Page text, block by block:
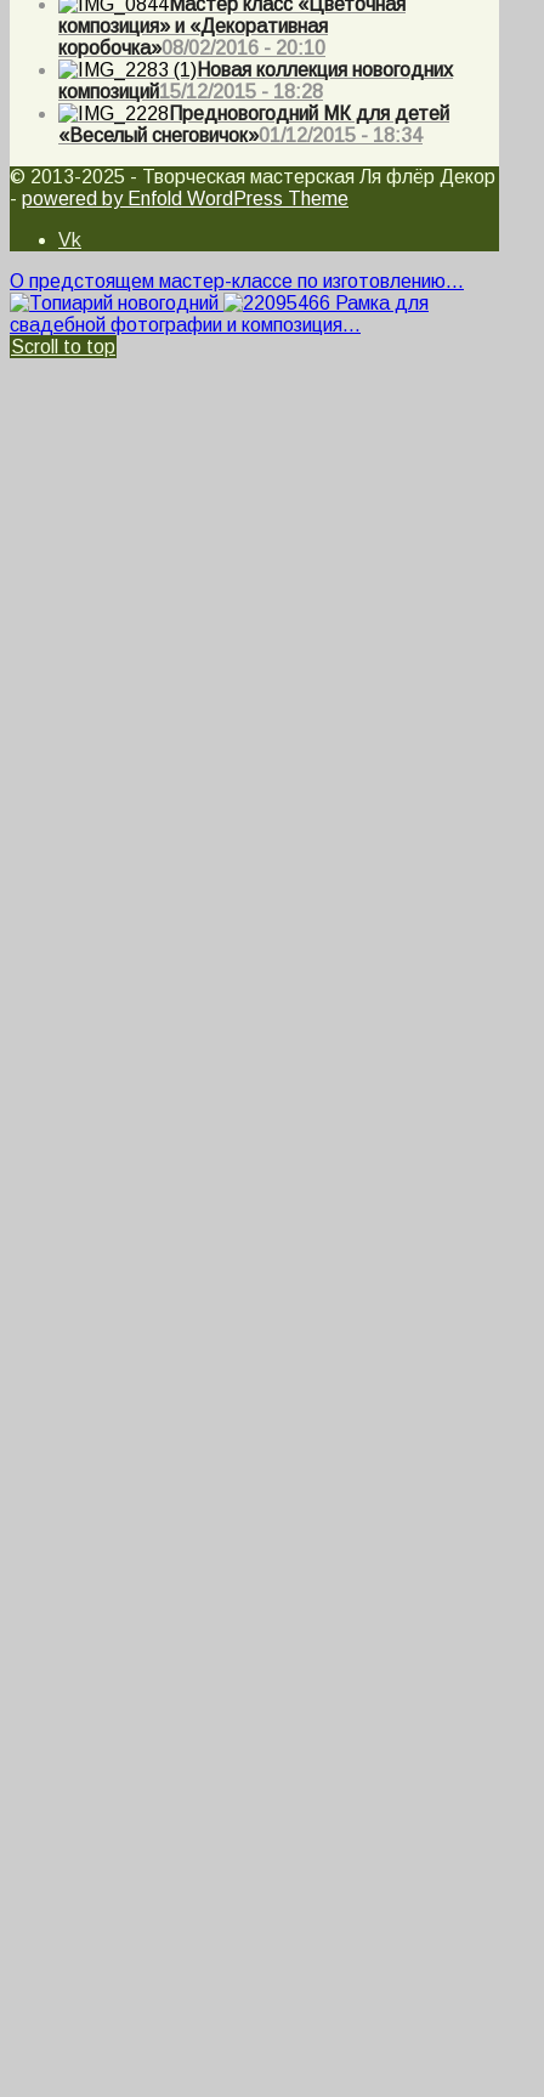
Мастер класс «Цветочная
композиция» и «Декоративная
коробочка»08/02/2016 - 20:10
Новая коллекция новогодних
композиций15/12/2015 - 18:28
Предновогодний МК для детей
«Веселый снеговичок»01/12/2015 - 18:34
© 2013-2025 - Творческая мастерская Ля флёр Декор
- powered by Enfold WordPress Theme
Vk
О предстоящем мастер-классе по изготовлению...
Рамка для
свадебной фотографии и композиция...
Scroll to top